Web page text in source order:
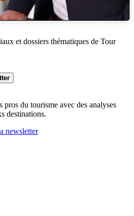
et dossiers thématiques de Tour
du tourisme avec des analyses
destinations.
newsletter